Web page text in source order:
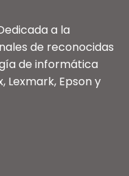
a la
de reconocidas
de informática
Lexmark, Epson y